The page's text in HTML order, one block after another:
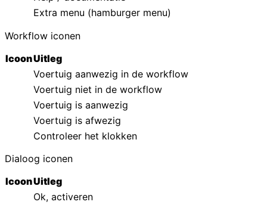
Extra menu (hamburger menu)
Workflow iconen
IcoonUitleg
Voertuig aanwezig in de workflow
Voertuig niet in de workflow
Voertuig is aanwezig
Voertuig is afwezig
Controleer het klokken
Dialoog iconen
IcoonUitleg
Ok, activeren